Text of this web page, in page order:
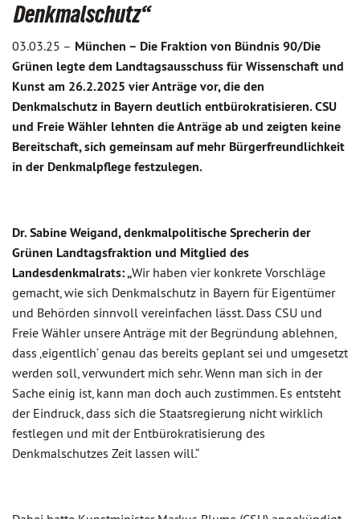
Denkmalschutz“
03.03.25 – München – Die Fraktion von Bündnis 90/Die
Grünen legte dem Landtagsausschuss für Wissenschaft und
Kunst am 26.2.2025 vier Anträge vor, die den
Denkmalschutz in Bayern deutlich entbürokratisieren. CSU
und Freie Wähler lehnten die Anträge ab und zeigten keine
Bereitschaft, sich gemeinsam auf mehr Bürgerfreundlichkeit
in der Denkmalpflege festzulegen.
Dr. Sabine Weigand, denkmalpolitische Sprecherin der
Grünen Landtagsfraktion und Mitglied des
Landesdenkmalrats: „Wir haben vier konkrete Vorschläge
gemacht, wie sich Denkmalschutz in Bayern für Eigentümer
und Behörden sinnvoll vereinfachen lässt. Dass CSU und
Freie Wähler unsere Anträge mit der Begründung ablehnen,
dass ‚eigentlich‘ genau das bereits geplant sei und umgesetzt
werden soll, verwundert mich sehr. Wenn man sich in der
Sache einig ist, kann man doch auch zustimmen. Es entsteht
der Eindruck, dass sich die Staatsregierung nicht wirklich
festlegen und mit der Entbürokratisierung des
Denkmalschutzes Zeit lassen will.“